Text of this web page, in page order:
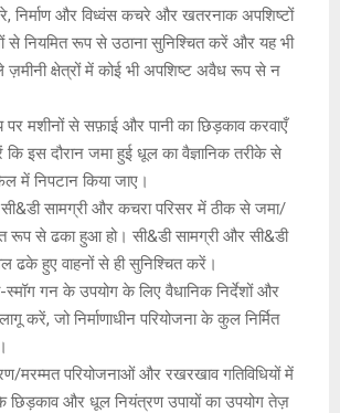
निर्माण और विध्वंस कचरे और खतरनाक अपशिष्टों
से नियमित रूप से उठाना सुनिश्चित करें और यह भी
क्षेत्रों में कोई भी अपशिष्ट अवैध रूप से न
मशीनों से सफ़ाई और पानी का छिड़काव करवाएँ
इस दौरान जमा हुई धूल का वैज्ञानिक तरीके से
में निपटान किया जाए।
सामग्री और कचरा परिसर में ठीक से जमा/
रूप से ढका हुआ हो। सी&डी सामग्री और सी&डी
ढके हुए वाहनों से ही सुनिश्चित करें।
स्मॉग गन के उपयोग के लिए वैधानिक निर्देशों और
करें, जो निर्माणाधीन परियोजना के कुल निर्मित
मरम्मत परियोजनाओं और रखरखाव गतिविधियों में
छिड़काव और धूल नियंत्रण उपायों का उपयोग तेज़